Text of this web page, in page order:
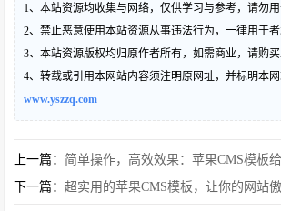
1、本站资源均收集与网络，仅供学习与参考，请勿用
2、禁止恶意使用本站资源从事违法行为，一律用于者
3、本站资源版权均归原作者所有，如需商业，请购买
4、转载或引用本网站内容须注明原网址，并标明本网
www.yszzq.com
上一篇： 简单操作，高效效果：苹果CMS模板给
下一篇：超实用的苹果CMS模板，让你的网站傲